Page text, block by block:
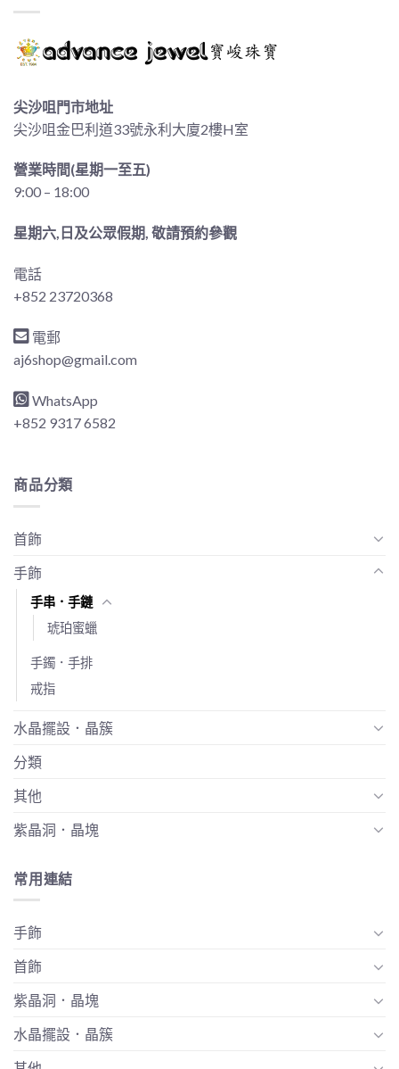
尖沙咀門市地址
尖沙咀金巴利道33號永利大廈2樓H室
營業時間(星期一至五)
9:00 – 18:00
星期六,日及公眾假期, 敬請預約參觀
電話
+852 23720368
電郵
aj6shop@gmail.com
WhatsApp
+852 9317 6582
商品分類
首飾
手飾
手串．手鏈
琥珀蜜蠟
手鐲．手排
戒指
水晶擺設．晶簇
分類
其他
紫晶洞．晶塊
常用連結
手飾
首飾
紫晶洞．晶塊
水晶擺設．晶簇